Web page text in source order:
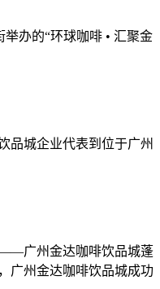
办的“环球咖啡 • 汇聚金
品城企业代表到位于广州
——广州金达咖啡饮品城蓬
广州金达咖啡饮品城成功